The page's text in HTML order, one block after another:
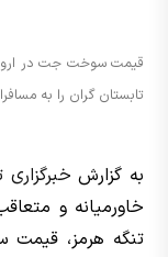
تابستان گران را به
به گزارش
خاورمیانه و
تنگه هرمز،